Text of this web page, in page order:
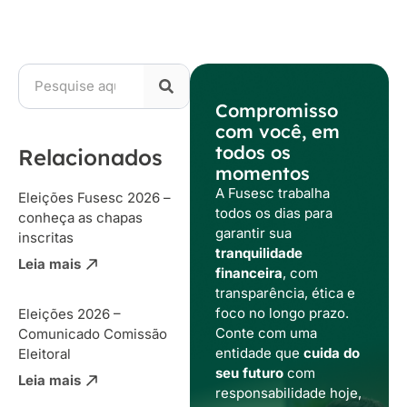
Relacionados
Eleições Fusesc 2026 –
conheça as chapas
inscritas
Leia mais
Eleições 2026 –
Comunicado Comissão
Eleitoral
Leia mais
Compromisso
com você, em
todos os
momentos
A Fusesc trabalha
todos os dias para
garantir sua
tranquilidade
financeira, com
transparência, ética e
foco no longo prazo.
Conte com uma
entidade que cuida do
seu futurocom
responsabilidade hoje,